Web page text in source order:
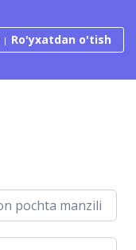
Ro'yxatdan o'tish